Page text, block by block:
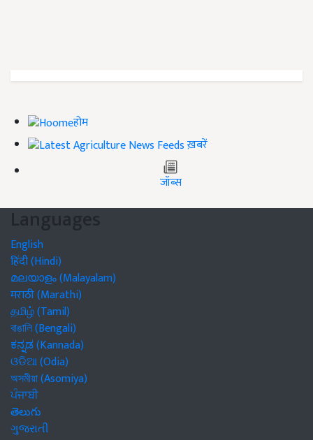
होम
ख़बरें
जॉब्स
Languages
English
हिंदी (Hindi)
മലയാളം (Malayalam)
मराठी (Marathi)
தமிழ் (Tamil)
বাঙালি (Bengali)
ಕನ್ನಡ (Kannada)
ଓଡିଆ (Odia)
অসমীয়া (Asomiya)
ਪੰਜਾਬੀ
తెలుగు
ગુજરાતી